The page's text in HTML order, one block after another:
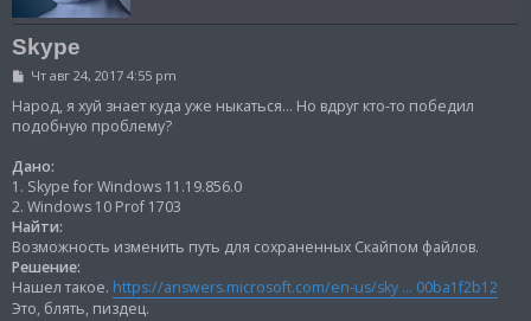
Skype
С
о
б
щ
н
и
е
Чт авг 24, 2017 4:55 pm
Народ, я хуй знает куда уже ныкаться... Но вдруг кто-то победил
подобную проблему?
Дано:
1. Skype for Windows 11.19.856.0
2. Windows 10 Prof 1703
Найти:
Возможность изменить путь для сохраненных Скайпом файлов.
Решение:
Нашел такое. https://answers.microsoft.com/en-us/sky ... 00ba1f2b12
Это, блять, пиздец.